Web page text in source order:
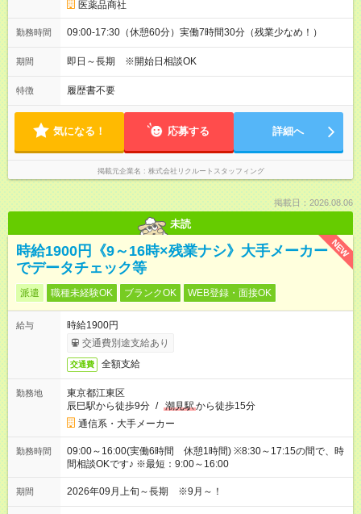
医薬品商社
勤務時間 09:00-17:30（休憩60分）実働7時間30分（残業少なめ！）
期間 即日～長期 ※開始日相談OK
特徴 履歴書不要
気になる！ 応募する 詳細へ
掲載元企業名 株式会社リクルートスタッフィング
掲載日：2026.08.06
未読
NEW
時給1900円《9～16時×残業ナシ》大手メーカー
でデータチェック等
派遣 職種未経験OK ブランクOK WEB登録・面接OK
給与
時給1900円
交通費別途支給あり
交通費 全額支給
勤務地
東京都江東区
辰巳駅から徒歩9分 / 潮見駅から徒歩15分
通信系・大手メーカー
勤務時間
09:00～16:00(実働6時間 休憩1時間) ※8:30～17:15の間で、時
間相談OKです♪ ※最短：9:00～16:00
期間 2026年09月上旬～長期 ※9月～！